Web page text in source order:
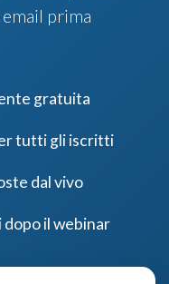
prima
gratuita
tutti gli iscritti
dal vivo
il webinar